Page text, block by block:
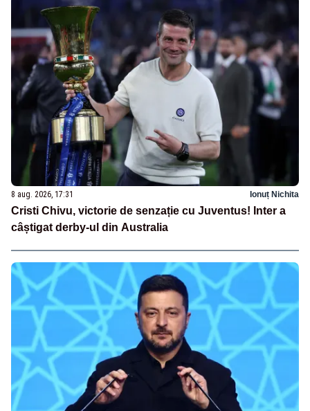
8 aug. 2026, 17:31 Ionuț Nichita
Cristi Chivu, victorie de senzație cu Juventus! Inter a
câștigat derby-ul din Australia